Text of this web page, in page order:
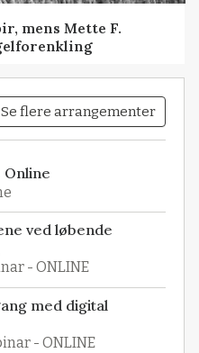
mens Mette F.
Se flere arrangementer
Online
ved løbende
- ONLINE
med digital
- ONLINE